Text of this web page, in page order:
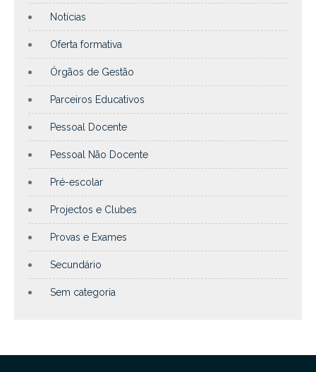
Notícias
Oferta formativa
Órgãos de Gestão
Parceiros Educativos
Pessoal Docente
Pessoal Não Docente
Pré-escolar
Projectos e Clubes
Provas e Exames
Secundário
Sem categoria